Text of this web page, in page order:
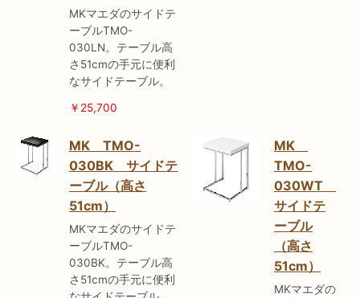
MKマエダのサイドテ
ーブルTMO-
030LN。テーブル高
さ51cmの手元に便利
なサイドテーブル。
￥25,700
MK TMO-
030BK サイドテ
ーブル（高さ
51cm）
MKマエダのサイドテ
ーブルTMO-
030BK。テーブル高
さ51cmの手元に便利
MK
TMO-
030WT
サイドテ
ーブル
（高さ
51cm）
MKマエダの